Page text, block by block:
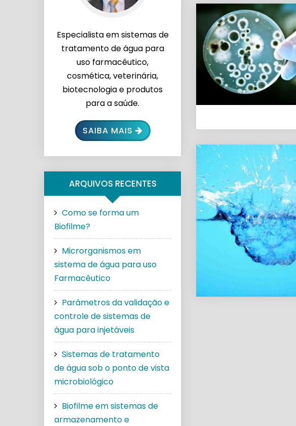
Especialista em sistemas de
tratamento de água para
uso farmacêutico,
cosmética, veterinária,
biotecnologia e produtos
para a saúde.
SAIBA MAIS
ARQUIVOS RECENTES
Como se forma um
Biofilme?
Microrganismos em
sistema de água para uso
Farmacêutico
Parâmetros da validação e
controle de sistemas de
água para injetáveis
Sistemas de tratamento
de água sob o ponto de vista
microbiológico
Biofilme em sistemas de
armazenamento e